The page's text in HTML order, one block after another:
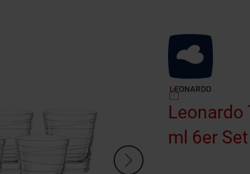
Leonardo
ml 6er Set